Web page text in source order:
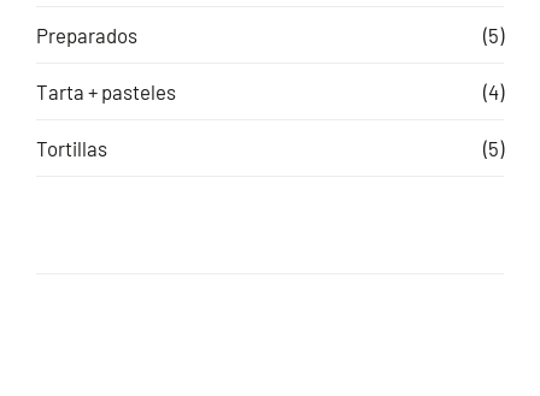
Preparados (5)
Tarta + pasteles (4)
Tortillas (5)